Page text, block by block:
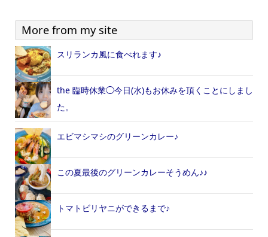
More from my site
スリランカ風に食べれます♪
the 臨時休業◯今日(水)もお休みを頂くことにしまし
た。
エビマシマシのグリーンカレー♪
この夏最後のグリーンカレーそうめん♪♪
トマトビリヤニができるまで♪